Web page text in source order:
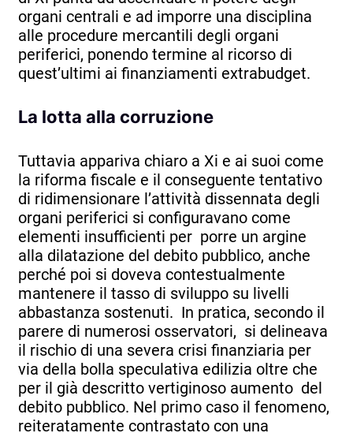
organi centrali e ad imporre una disciplina
alle procedure mercantili degli organi
periferici, ponendo termine al ricorso di
quest’ultimi ai finanziamenti extrabudget.
La lotta alla corruzione
Tuttavia appariva chiaro a Xi e ai suoi come
la riforma fiscale e il conseguente tentativo
di ridimensionare l’attività dissennata degli
organi periferici si configuravano come
elementi insufficienti per porre un argine
alla dilatazione del debito pubblico, anche
perché poi si doveva contestualmente
mantenere il tasso di sviluppo su livelli
abbastanza sostenuti. In pratica, secondo il
parere di numerosi osservatori, si delineava
il rischio di una severa crisi finanziaria per
via della bolla speculativa edilizia oltre che
per il già descritto vertiginoso aumento del
debito pubblico. Nel primo caso il fenomeno,
reiteratamente contrastato con una